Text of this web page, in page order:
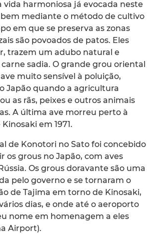
vida harmoniosa já evocada neste
mediante o método de cultivo
em que se preserva as zonas
são povoados de patos. Eles
trazem um adubo natural e
sadia. O grande grou oriental
muito sensível à poluição,
Japão quando a agricultura
as rãs, peixes e outros animais
A última ave morreu perto à
em 1971.
de Konotori no Sato foi concebido
os grous no Japão, com aves
Os grous doravante são uma
pelo governo e se tornaram o
de Tajima em torno de Kinosaki,
dias, e onde até o aeroporto
nome em homenagem a eles
Airport).